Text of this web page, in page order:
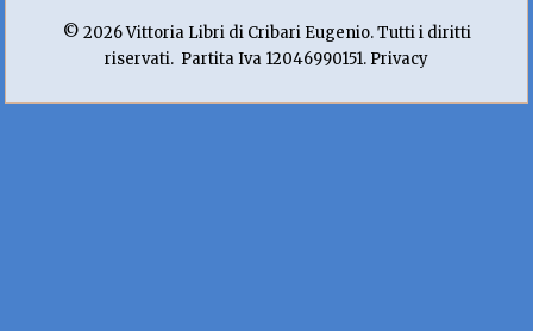
© 2026 Vittoria Libri di Cribari Eugenio. Tutti i diritti
riservati. Partita Iva 12046990151. Privacy